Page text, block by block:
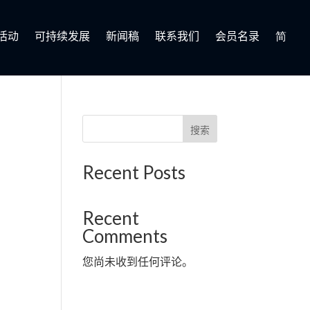
动 可持续发展 新闻稿 联系我们 会员名录 简
搜索
Recent Posts
Recent
Comments
您尚未收到任何评论。